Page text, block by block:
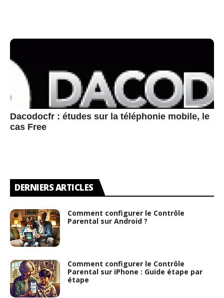
Dacodocfr : études sur la téléphonie mobile, le
cas Free
DERNIERS ARTICLES
Comment configurer le Contrôle
Parental sur Android ?
Comment configurer le Contrôle
Parental sur iPhone : Guide étape par
étape